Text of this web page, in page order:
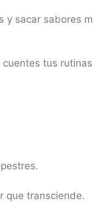
sacar sabores
tus
que transciende.